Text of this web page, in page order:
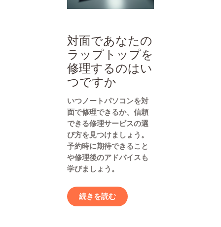
対面であなたの
ラップトップを
修理するのはい
つですか
いつノートパソコンを対
面で修理できるか、信頼
できる修理サービスの選
び方を見つけましょう。
予約時に期待できること
や修理後のアドバイスも
学びましょう。
続きを読む